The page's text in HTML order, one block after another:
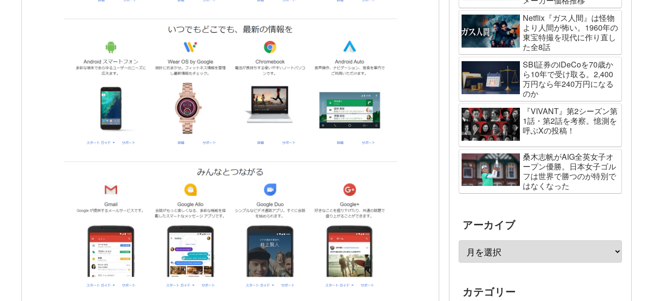
Netflix『ガス人間』は怪物
より人間が怖い。1960年の
東宝特撮を現代に作り直し
た全8話
SBI証券のiDeCoを70歳か
ら10年で受け取る。2,400
万円なら年240万円になる
のか
『VIVANT』第2シーズン第
1話・第2話を考察。憶測を
呼ぶXの投稿！
桑木志帆がAIG全英女子オ
ープン優勝。日本女子ゴル
フは世界で勝つのが特別で
はなくなった
アーカイブ
カテゴリー